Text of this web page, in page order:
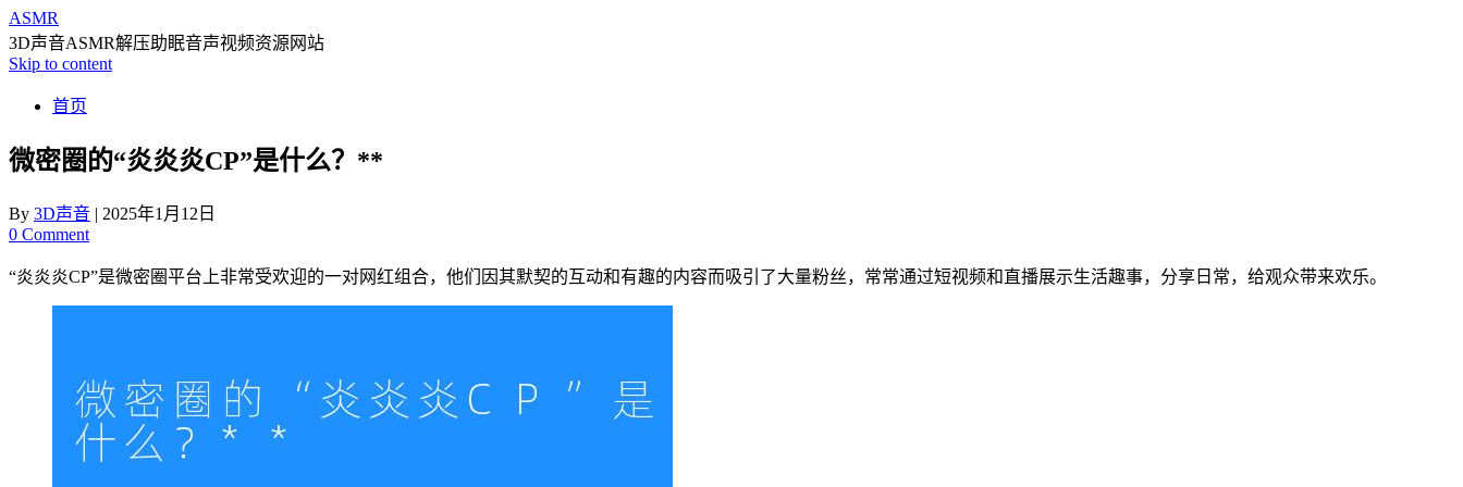
ASMR
3D声音ASMR解压助眠音声视频资源网站
Skip to content
首页
微密圈的“炎炎炎CP”是什么？**
By 3D声音 | 2025年1月12日
0 Comment
“炎炎炎CP”是微密圈平台上非常受欢迎的一对网红组合，他们因其默契的互动和有趣的内容而吸引了大量粉丝，常常通过短视频和直播展示生活趣事，分享日常，给观众带来欢乐。